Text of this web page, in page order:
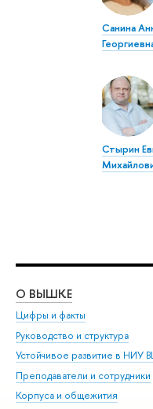
Санина
Стырин
О ВЫШКЕ
Цифры и факты
Руководство и структура
Устойчивое развитие в НИУ
Преподаватели и сотрудники
Корпуса и общежития